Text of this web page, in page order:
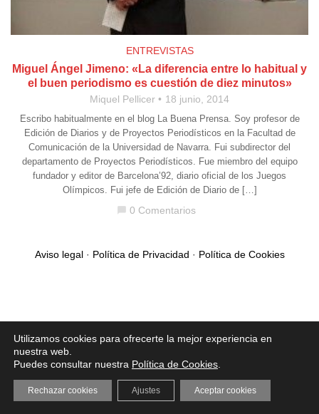
ENTREVISTAS
Miguel Ángel Jimeno: «La diferencia entre lo habitual y
el buen periodismo es cuestión de diez minutos»
Miquel Pellicer 18 junio, 2014
Escribo habitualmente en el blog La Buena Prensa. Soy profesor de
Edición de Diarios y de Proyectos Periodísticos en la Facultad de
Comunicación de la Universidad de Navarra. Fui subdirector del
departamento de Proyectos Periodísticos. Fue miembro del equipo
fundador y editor de Barcelona’92, diario oficial de los Juegos
Olímpicos. Fui jefe de Edición de Diario de […]
0 Comentarios
Aviso legal· Política de Privacidad · Política de Cookies
Utilizamos cookies para ofrecerte la mejor experiencia en
nuestra web.
Puedes consultar nuestra Política de Cookies
Aceptar cookies
Rechazar cookies Ajustes